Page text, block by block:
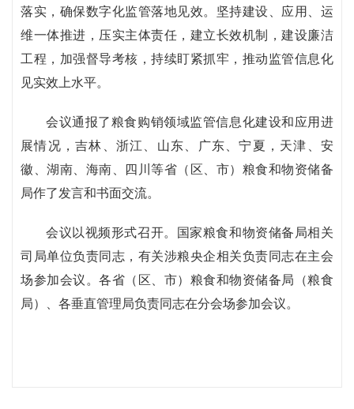
落实，确保数字化监管落地见效。坚持建设、应用、运
维一体推进，压实主体责任，建立长效机制，建设廉洁
工程，加强督导考核，持续盯紧抓牢，推动监管信息化
见实效上水平。
会议通报了粮食购销领域监管信息化建设和应用进
展情况，吉林、浙江、山东、广东、宁夏，天津、安
徽、湖南、海南、四川等省（区、市）粮食和物资储备
局作了发言和书面交流。
会议以视频形式召开。国家粮食和物资储备局相关
司局单位负责同志，有关涉粮央企相关负责同志在主会
场参加会议。各省（区、市）粮食和物资储备局（粮食
局）、各垂直管理局负责同志在分会场参加会议。